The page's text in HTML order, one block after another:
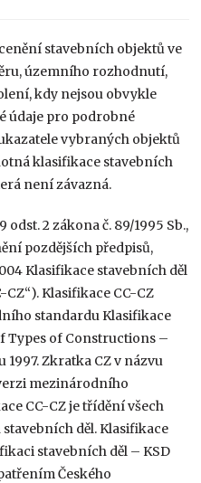
stavebních objektů ve
územního rozhodnutí,
kdy nejsou obvykle
údaje pro podrobné
vybraných objektů
klasifikace stavebních
není závazná.
odst. 2 zákona č. 89/1995 Sb.,
pozdějších předpisů,
Klasifikace stavebních děl
CZ“). Klasifikace CC-CZ
standardu Klasifikace
Types of Constructions –
Zkratka CZ v názvu
mezinárodního
CC-CZ je třídění všech
děl. Klasifikace
stavebních děl – KSD
Českého